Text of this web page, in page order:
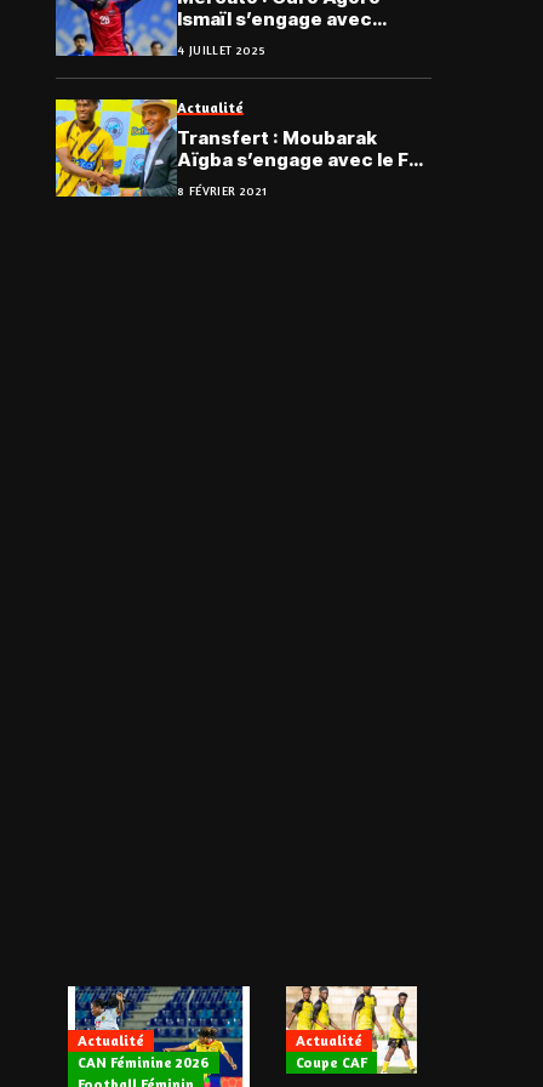
Ismaïl s’engage avec
Tala’ea El Gaish SC
4 JUILLET 2025
Actualité
Transfert : Moubarak
Aïgba s’engage avec le FC
Sofapaka au Kenya
8 FÉVRIER 2021
Actualité
CAN Féminine 2026
Actualité
Coupe CAF